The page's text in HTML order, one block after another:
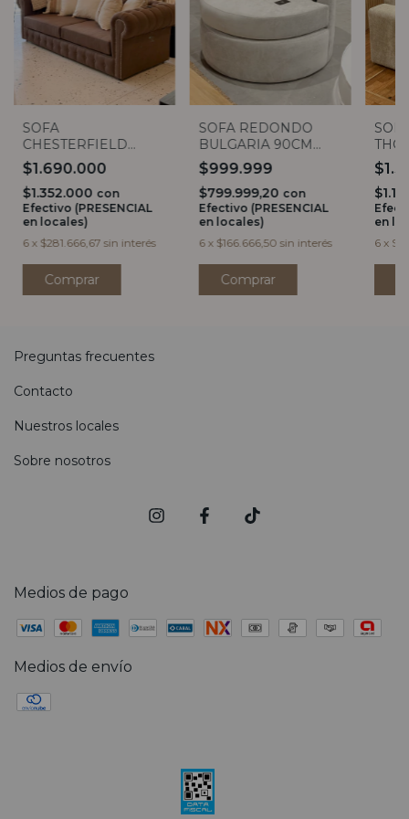
SOFA
CHESTERFIELD
DARK BROWN 2,20
$1.690.000
$1.352.000 con
Efectivo (PRESENCIAL
en locales)
6 x $281.666,67 sin interés
SOFA REDONDO
BULGARIA 90CM
PANNE PERLA
$999.999
$799.999,20 con
Efectivo (PRESENCIAL
en locales)
6 x $166.666,50 sin interés
en
6 x
Preguntas frecuentes
Contacto
Nuestros locales
Sobre nosotros
Medios de pago
Medios de envío